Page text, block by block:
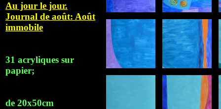
Au jour le jour.
Journal de août: Août
immobile
31 acryliques sur
papier;
de 20x50cm